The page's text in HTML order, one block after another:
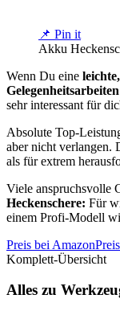
📌 Pin it
Akku
Wenn Du eine
Gelegenheitsarbeiten
sehr interessant für
Absolute Top-
aber nicht verlangen.
als für extrem
Viele anspruchsvolle
Heckenschere: Für
einem Profi-Modell
Preis bei Amazon
Komplett-Übersicht
Alles zu